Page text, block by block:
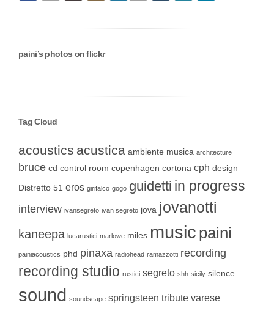
paini’s photos on flickr
Tag Cloud
acoustics acustica ambiente musica architecture
bruce cd control room copenhagen cortona cph design
Distretto 51 eros girifalco gogo guidetti in progress
interview ivansegreto ivan segreto jova jovanotti
kaneepa lucarustici marlowe miles music paini
painiacoustics phd pinaxa radiohead ramazzotti recording
recording studio rustici segreto shh sicily silence
sound soundscape springsteen tribute varese